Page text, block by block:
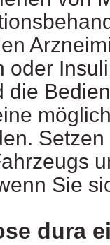
oder
die
Sie
dura